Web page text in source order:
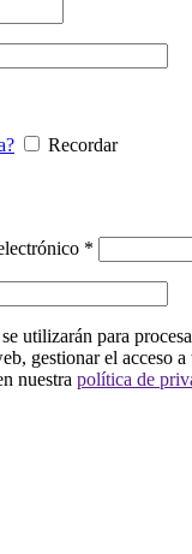
Recordar
*
utilizarán para
gestionar el acceso
nuestra política de